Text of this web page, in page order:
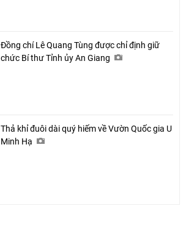
Đồng chí Lê Quang Tùng được chỉ định giữ
chức Bí thư Tỉnh ủy An Giang
Thả khỉ đuôi dài quý hiếm về Vườn Quốc gia U
Minh Hạ